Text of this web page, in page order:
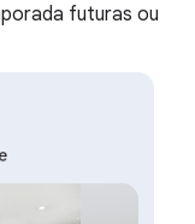
futuras ou